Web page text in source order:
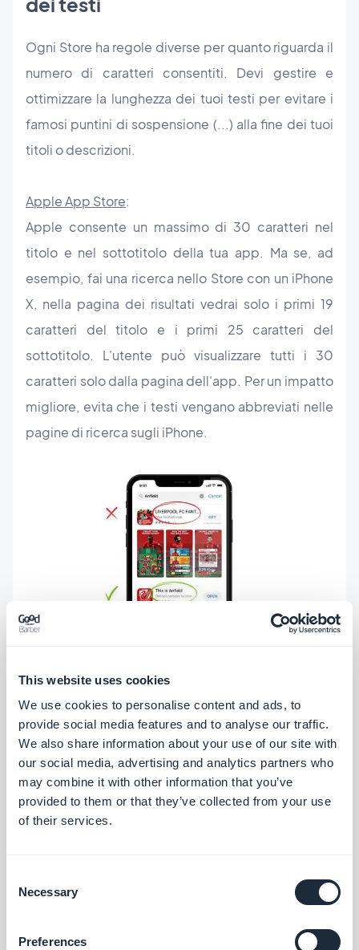
This website uses cookies
We use cookies to personalise content and ads, to
provide social media features and to analyse our traffic.
We also share information about your use of our site with
our social media, advertising and analytics partners who
may combine it with other information that you’ve
provided to them or that they’ve collected from your use
of their services.
Selection
Necessary
Preferences
Ogni Store ha regole diverse per quanto riguarda il
numero di caratteri consentiti. Devi gestire e
ottimizzare la lunghezza dei tuoi testi per evitare i
famosi puntini di sospensione (...) alla fine dei tuoi
titoli o descrizioni.
Apple App Store:
Apple consente un massimo di 30 caratteri nel
titolo e nel sottotitolo della tua app. Ma se, ad
esempio, fai una ricerca nello Store con un iPhone
X, nella pagina dei risultati vedrai solo i primi 19
caratteri del titolo e i primi 25 caratteri del
sottotitolo. L'utente può visualizzare tutti i 30
caratteri solo dalla pagina dell'app. Per un impatto
migliore, evita che i testi vengano abbreviati nelle
pagine di ricerca sugli iPhone.
Suggerimento: nella pagina dell'app è disponibile
una casella di testo promozionale (massimo 170
caratteri) prima della descrizione. Questo campo è
facoltativo ma è consigliabile utilizzarlo per evitare
dover inviare nuovamente la tua app